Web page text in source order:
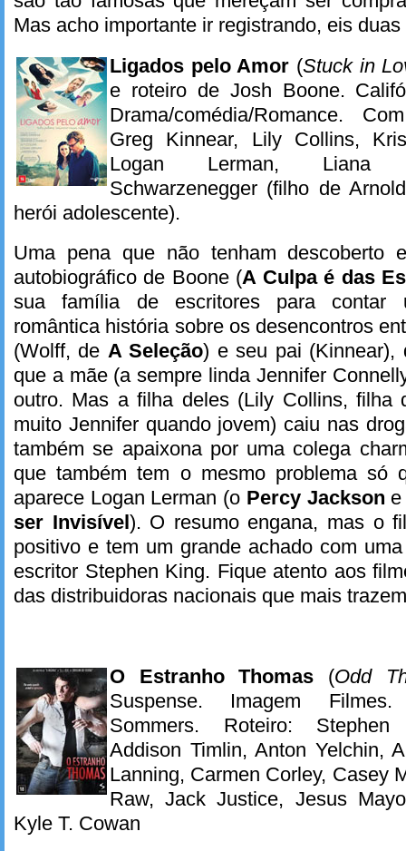
Mas acho importante ir registrando, eis duas
Ligados pelo Amor (Stuck in
e roteiro de Josh Boone.
Drama/comédia/Romance.
Greg Kinnear, Lily Collins,
Logan Lerman, Liana
Schwarzenegger (filho de
herói adolescente).
Uma pena que não tenham descoberto
autobiográfico de Boone (A Culpa é das
sua família de escritores para contar
romântica história sobre os desencontros
(Wolff, de A Seleção) e seu pai (Kinnear),
que a mãe (a sempre linda Jennifer
outro. Mas a filha deles (Lily Collins, filha
muito Jennifer quando jovem) caiu nas
também se apaixona por uma colega
que também tem o mesmo problema só
aparece Logan Lerman (o Percy Jackson
ser Invisível ). O resumo engana, mas o
positivo e tem um grande achado com
escritor Stephen King. Fique atento aos
das distribuidoras nacionais que mais
O Estranho Thomas (Odd
Suspense. Imagem
Sommers. Roteiro: Stephen
Addison Timlin, Anton Yelchin,
Lanning, Carmen Corley, Casey
Raw, Jack Justice, Jesus
Kyle T. Cowan